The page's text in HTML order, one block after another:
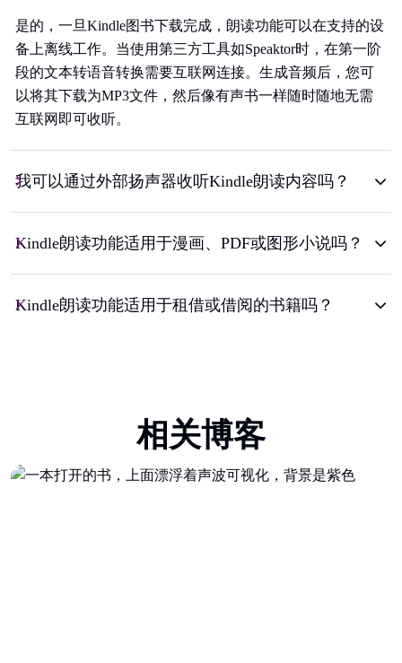
是的，一旦Kindle图书下载完成，朗读功能可以在支持的设
备上离线工作。当使用第三方工具如Speaktor时，在第一阶
段的文本转语音转换需要互联网连接。生成音频后，您可
以将其下载为MP3文件，然后像有声书一样随时随地无需
互联网即可收听。
我可以通过外部扬声器收听Kindle朗读内容吗？
Kindle朗读功能适用于漫画、PDF或图形小说吗？
Kindle朗读功能适用于租借或借阅的书籍吗？
相关博客